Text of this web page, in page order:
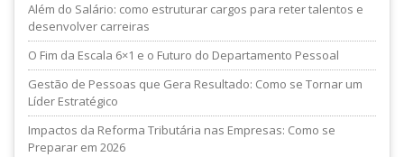
Além do Salário: como estruturar cargos para reter talentos e
desenvolver carreiras
O Fim da Escala 6×1 e o Futuro do Departamento Pessoal
Gestão de Pessoas que Gera Resultado: Como se Tornar um
Líder Estratégico
Impactos da Reforma Tributária nas Empresas: Como se
Preparar em 2026